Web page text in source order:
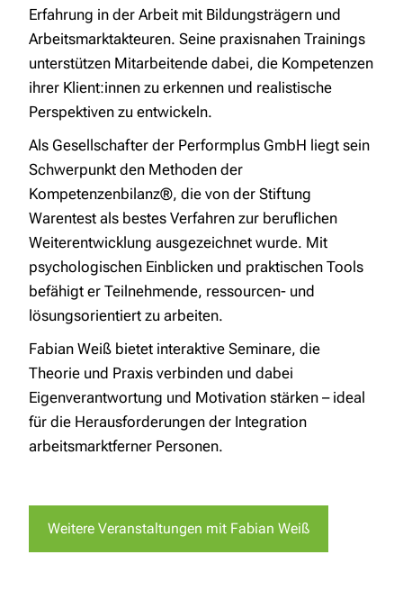
Erfahrung in der Arbeit mit Bildungsträgern und
Arbeitsmarktakteuren. Seine praxisnahen Trainings
unterstützen Mitarbeitende dabei, die Kompetenzen
ihrer Klient:innen zu erkennen und realistische
Perspektiven zu entwickeln.
Als Gesellschafter der Performplus GmbH liegt sein
Schwerpunkt den Methoden der
Kompetenzenbilanz®, die von der Stiftung
Warentest als bestes Verfahren zur beruflichen
Weiterentwicklung ausgezeichnet wurde. Mit
psychologischen Einblicken und praktischen Tools
befähigt er Teilnehmende, ressourcen- und
lösungsorientiert zu arbeiten.
Fabian Weiß bietet interaktive Seminare, die
Theorie und Praxis verbinden und dabei
Eigenverantwortung und Motivation stärken – ideal
für die Herausforderungen der Integration
arbeitsmarktferner Personen.
Weitere Veranstaltungen mit Fabian Weiß